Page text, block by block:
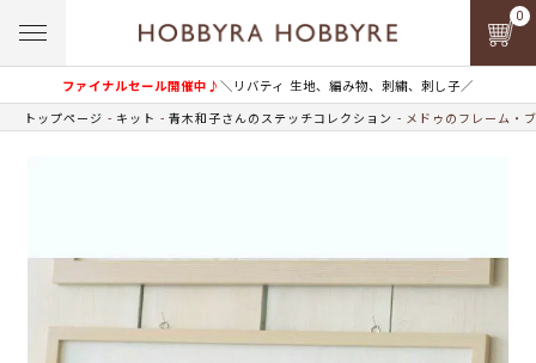
ファイナルセール開催中♪＼リバティ 生地、編み物、刺繍、刺し子／
0
トップページ キット 青木和子さんのステッチコレクション メドゥのフレーム・